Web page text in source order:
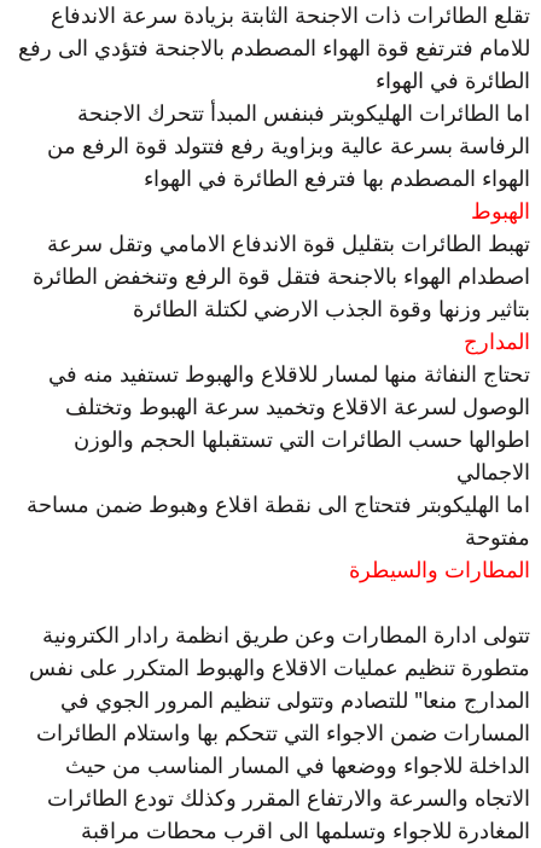
تقلع الطائرات ذات الاجنحة الثابتة بزيادة سرعة الاندفاع
للامام فترتفع قوة الهواء المصطدم بالاجنحة فتؤدي الى رفع
الطائرة في الهواء
اما الطائرات الهليكوبتر فبنفس المبدأ تتحرك الاجنحة
الرفاسة بسرعة عالية وبزاوية رفع فتتولد قوة الرفع من
الهواء المصطدم بها فترفع الطائرة في الهواء
الهبوط
تهبط الطائرات بتقليل قوة الاندفاع الامامي وتقل سرعة
اصطدام الهواء بالاجنحة فتقل قوة الرفع وتنخفض الطائرة
بتاثير وزنها وقوة الجذب الارضي لكتلة الطائرة
المدارج
تحتاج النفاثة منها لمسار للاقلاع والهبوط تستفيد منه في
الوصول لسرعة الاقلاع وتخميد سرعة الهبوط وتختلف
اطوالها حسب الطائرات التي تستقبلها الحجم والوزن
الاجمالي
اما الهليكوبتر فتحتاج الى نقطة اقلاع وهبوط ضمن مساحة
مفتوحة
المطارات والسيطرة
تتولى ادارة المطارات وعن طريق انظمة رادار الكترونية
متطورة تنظيم عمليات الاقلاع والهبوط المتكرر على نفس
المدارج منعا" للتصادم وتتولى تنظيم المرور الجوي في
المسارات ضمن الاجواء التي تتحكم بها واستلام الطائرات
الداخلة للاجواء ووضعها في المسار المناسب من حيث
الاتجاه والسرعة والارتفاع المقرر وكذلك تودع الطائرات
المغادرة للاجواء وتسلمها الى اقرب محطات مراقبة